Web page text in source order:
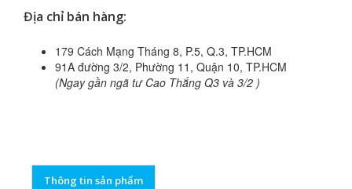
Địa chỉ bán hàng:
179 Cách Mạng Tháng 8, P.5, Q.3, TP.HCM
91A đường 3/2, Phường 11, Quận 10, TP.HCM
(Ngay gần ngã tư Cao Thắng Q3 và 3/2 )
Thông tin sản phẩm